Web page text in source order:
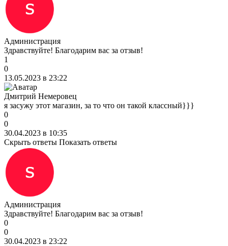
Администрация
Здравствуйте! Благодарим вас за отзыв!
1
0
13.05.2023 в 23:22
Дмитрий Немеровец
я засужу этот магазин, за то что он такой классный}}}
0
0
30.04.2023 в 10:35
Скрыть ответы Показать ответы
Администрация
Здравствуйте! Благодарим вас за отзыв!
0
0
30.04.2023 в 23:22